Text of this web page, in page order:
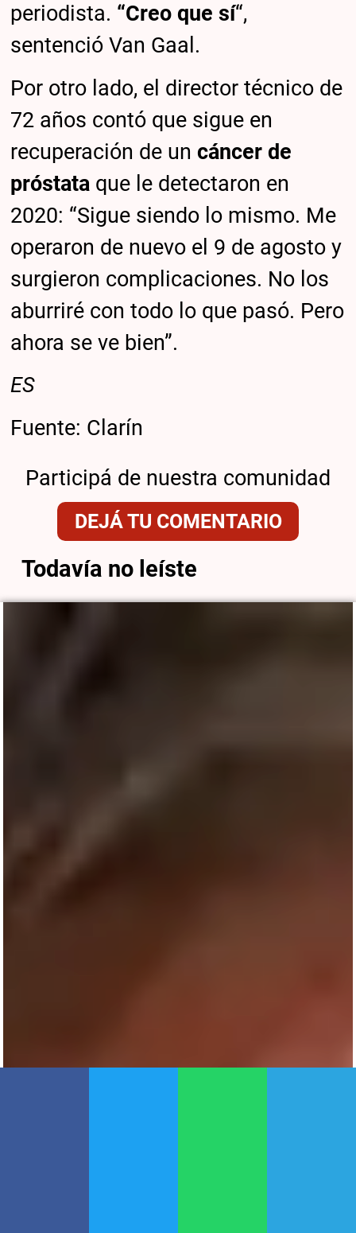
periodista. “Creo que sí“,
sentenció Van Gaal.
Por otro lado, el director técnico de
72 años contó que sigue en
recuperación de uncáncer de
próstata que le detectaron en
2020: “Sigue siendo lo mismo. Me
operaron de nuevo el 9 de agosto y
surgieron complicaciones. No los
aburriré con todo lo que pasó. Pero
ahora se ve bien”.
ES
Fuente: Clarín
Participá de nuestra comunidad
DEJÁ TU COMENTARIO
Todavía no leíste